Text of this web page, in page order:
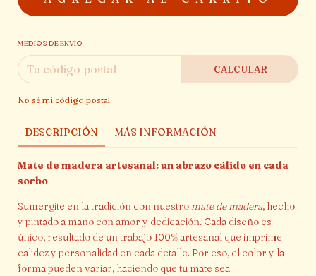
MEDIOS DE ENVÍO
CALCULAR
No sé mi código postal
DESCRIPCIÓN MÁS INFORMACIÓN
Mate de madera artesanal: un abrazo cálido en cada
sorbo
Sumergite en la tradición con nuestro mate de madera, hecho
y pintado a mano con amor y dedicación. Cada diseño es
único, resultado de un trabajo 100% artesanal que imprime
calidez y personalidad en cada detalle. Por eso, el color y la
forma pueden variar, haciendo que tu mate sea